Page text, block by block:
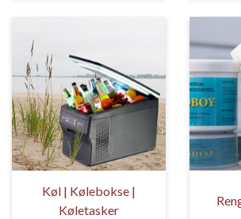
Køl | Kølebokse |
Køletasker